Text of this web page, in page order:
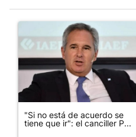
Este listado muestra los
Un artículo de tendencia con
"Si no está de acuerdo se
tiene que ir": el canciller P...